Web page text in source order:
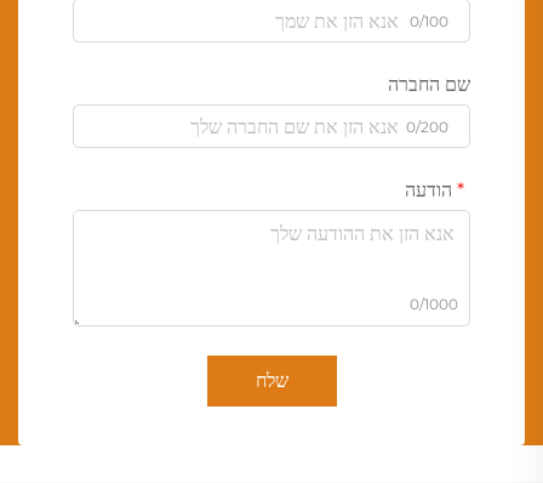
0/100
שם החברה
0/200
הודעה
0/1000
שלח